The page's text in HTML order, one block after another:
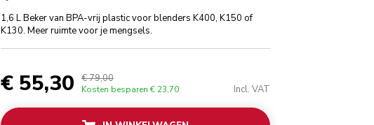
1,6 L Beker van BPA-vrij plastic voor blenders K400, K150 of
K130. Meer ruimte voor je mengsels.
€ 55,30 € 79,00
Kosten besparen € 23,70 Incl. VAT